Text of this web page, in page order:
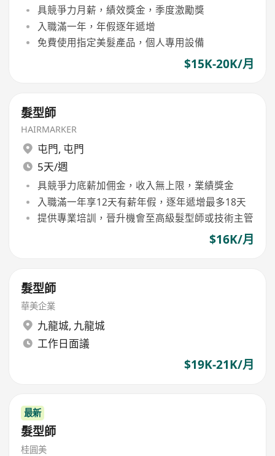
具競爭力月薪，績效獎金，季度激勵獎
入職滿一年，年假逐年遞增
免費使用指定美髮產品，個人專用設備
$15K-20K/月
髮型師
HAIRMARKER
屯門, 屯門
5天/週
具競爭力底薪加佣金，收入無上限，業績獎金
入職滿一年享12天有薪年假，逐年遞增最多18天
提供專業培訓，晉升機會至高級髮型師或技術主管
$16K/月
髮型師
華美企業
九龍城, 九龍城
工作日面議
$19K-21K/月
最新
髮型師
桂圓美